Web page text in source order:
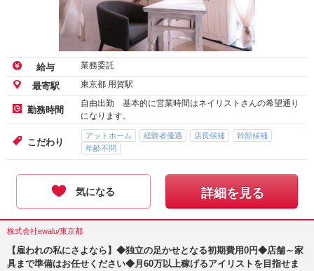
給与 業務委託
最寄駅 東京都 用賀駅
勤務時間
自由出勤 基本的に営業時間はネイリストさんの希望通り
になります。
こだわり
アットホーム 経験者優遇 店長候補
幹部候補
年齢不問
気になる 詳細を見る
株式会社ewalu/東京都
【雇われの私にさよなら】◆独立の足かせとなる初期費用0円◆店舗～家
具まで準備はお任せください◆月60万以上稼げるアイリストを目指せま